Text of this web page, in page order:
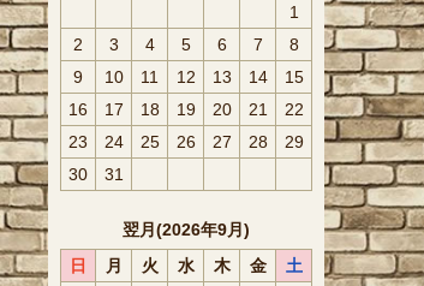
1
2
3 4 5 6 7
8
9
10 11 12 13 14
15
16
17 18 19 20 21
22
23
24 25 26 27 28
29
30
31
翌月(2026年9月)
日
月 火 水 木 金
土